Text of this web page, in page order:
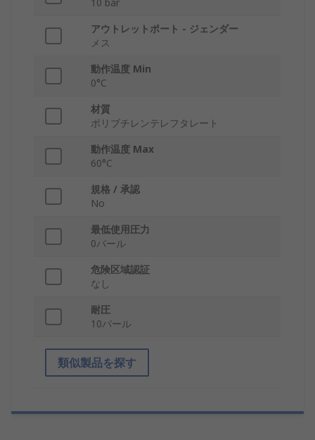
10 bar
アウトレットポート - ジェンダー
メス
動作温度 Min
0°C
材質
ポリブチレンテレフタレート
動作温度 Max
60°C
規格 / 承認
No
最低使用圧力
0バール
危険区域認証
なし
耐圧
10バール
類似製品を探す